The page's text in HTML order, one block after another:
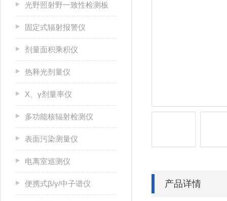
光野照射野一致性检测板
固定式辐射报警仪
剂量面积乘积仪
热释光剂量仪
X、γ剂量率仪
多功能核辐射检测仪
表面污染测量仪
电离室巡测仪
便携式β/γ/中子谱仪 产品详情